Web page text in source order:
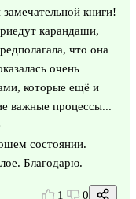
книги!
карандаши,
что она
очень
которые ещё и
важные процессы...
состоянии.
Благодарю.
1 0